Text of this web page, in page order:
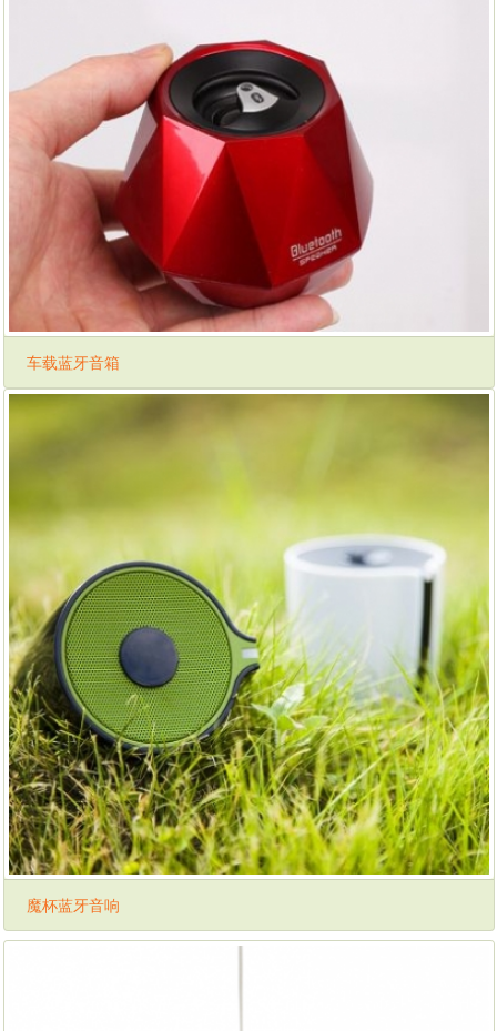
车载蓝牙音箱
魔杯蓝牙音响